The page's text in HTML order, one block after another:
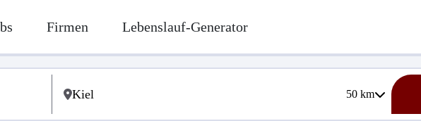
Firmen Lebenslauf-Generator
50km